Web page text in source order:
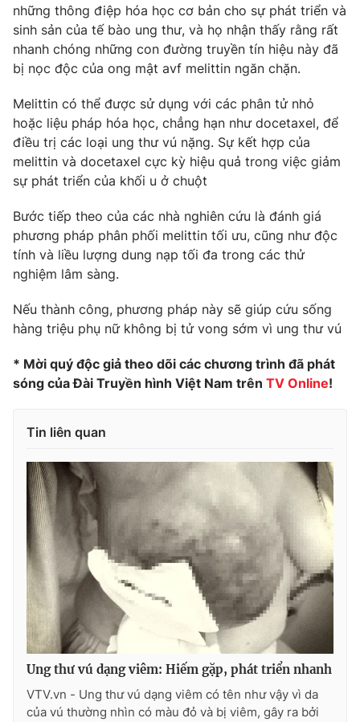
Photo Infographic
Video Shorts video
VTV Money VTV Thể thao
VTV Sức khoẻ Bất động sản
Thị trường 24h Tấm lòng Việt
VTV4 Vươn mình bằng AI
VTV9 VTV8
Liên hệ tòa soạn English
THỜI BÁO VTV
Theo dõi báo trên
Cơ quan chủ quản:Đài Truyền hình Việt Nam
Cơ quan báo chí:
Thời báo VTV
Giấy phép hoạt động báo in và báo điện tử số 483/GP-BTTTT
cấp ngày 29/12/2023
Tổng Biên tập:Vũ Thanh Thủy
Phó Tổng Biên tập:Nguyễn Thị Mỹ Hạnh, Phạm Quốc Thắng,
Tổng đài VTV:024.38 355 931 - 024.38 355 932
những thông điệp hóa học cơ bản cho sự phát triển và
sinh sản của tế bào ung thư, và họ nhận thấy rằng rất
nhanh chóng những con đường truyền tín hiệu này đã
bị nọc độc của ong mật avf melittin ngăn chặn.
Melittin có thể được sử dụng với các phân tử nhỏ
hoặc liệu pháp hóa học, chẳng hạn như docetaxel, để
điều trị các loại ung thư vú nặng. Sự kết hợp của
melittin và docetaxel cực kỳ hiệu quả trong việc giảm
sự phát triển của khối u ở chuột
Bước tiếp theo của các nhà nghiên cứu là đánh giá
phương pháp phân phối melittin tối ưu, cũng như độc
tính và liều lượng dung nạp tối đa trong các thử
nghiệm lâm sàng.
Nếu thành công, phương pháp này sẽ giúp cứu sống
hàng triệu phụ nữ không bị tử vong sớm vì ung thư vú
* Mời quý độc giả theo dõi các chương trình đã phát
sóng của Đài Truyền hình Việt Nam trên TV Online!
Tin liên quan
Ung thư vú dạng viêm: Hiếm gặp, phát triển nhanh
VTV.vn - Ung thư vú dạng viêm có tên như vậy vì da
của vú thường nhìn có màu đỏ và bị viêm, gây ra bởi